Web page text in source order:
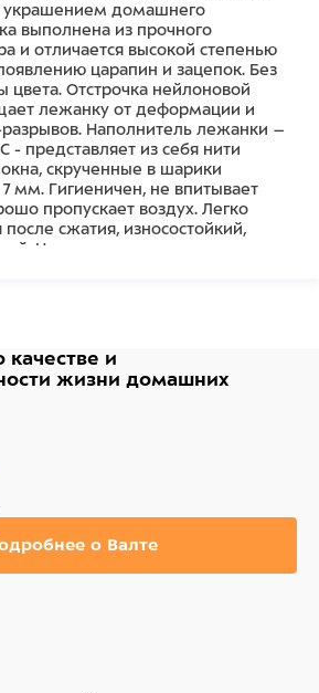
украшением домашнего
выполнена из прочного
и отличается высокой степенью
царапин и зацепок. Без
Отстрочка нейлоновой
лежанку от деформации и
Наполнитель лежанки –
представляет из себя нити
скрученные в шарики
мм. Гигиеничен, не впитывает
пропускает воздух. Легко
после сжатия, износостойкий,
Не скатывается и не
и
жизни домашних
о Валте